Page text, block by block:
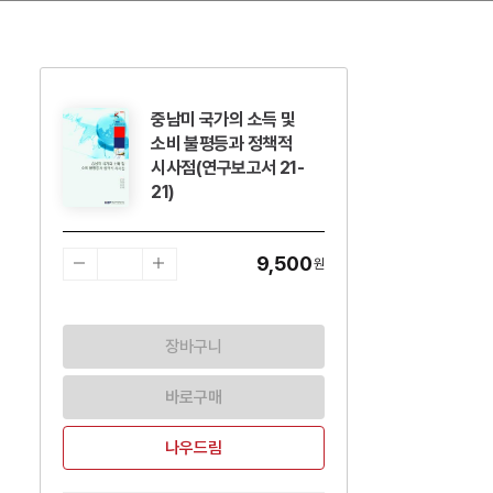
중남미 국가의 소득 및
소비 불평등과 정책적
시사점(연구보고서 21-
21)
9,500원
장바구니
바로구매
나우드림